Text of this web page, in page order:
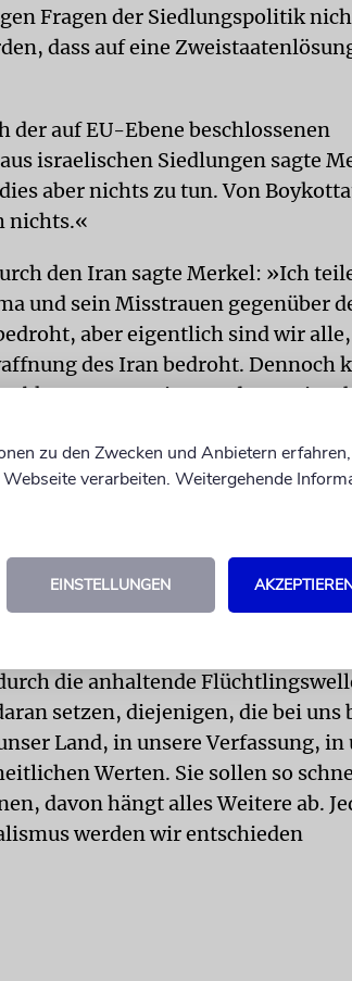
Fragen der Siedlungspolitik
dass auf eine
der auf EU-Ebene beschlossenen
israelischen Siedlungen sagte
aber nichts zu tun. Von
nichts.«
den Iran sagte Merkel: »Ich
und sein Misstrauen gegenüber
aber eigentlich sind wir
des Iran bedroht. Dennoch
Abkommen zu einer anderen
klar, dass der Iran seine
müsse: »Ich hoffe, eines
es als Pflicht der Bundesregierung,
die anhaltende
setzen, diejenigen, die bei uns
Land, in unsere Verfassung, in
Werten. Sie sollen so
davon hängt alles Weitere ab.
werden wir entschieden
zu den Zwecken und Anbietern
verarbeiten. Weitergehende
EINSTELLUNGEN